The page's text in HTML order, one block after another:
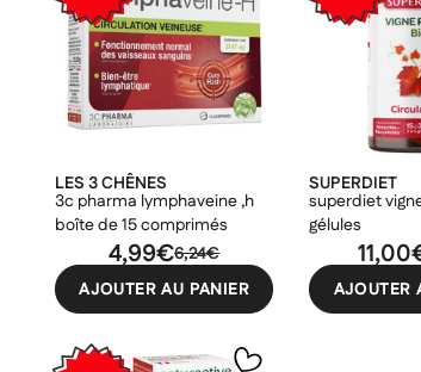
LES 3 CHÊNES
3c pharma lymphaveine ,h
boîte de 15 comprimés
6,24€
4,99€
AJOUTER AU PANIER
SUPERDIET
superdiet
gélules
AJOUTER
add_circle_outline Créer une nouvelle liste
((cancelText))
Annuler Créer une liste
Annuler Connexion